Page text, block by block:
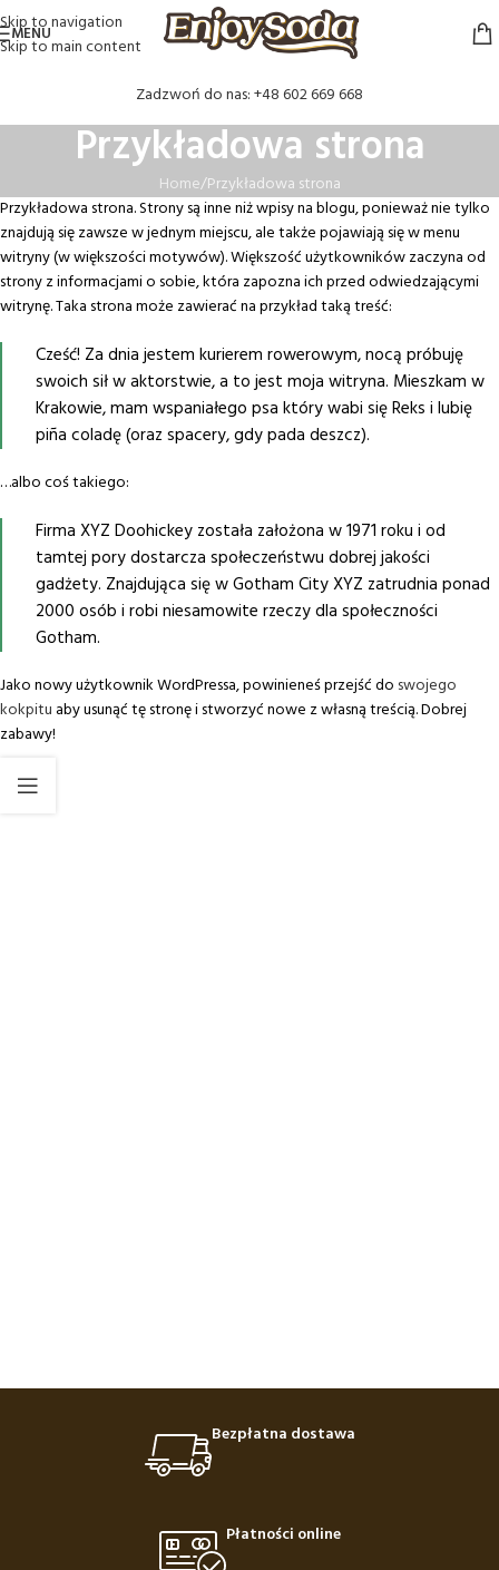
Skip to navigation
Skip to main content
MENU
Zadzwoń do nas: +48 602 669 668
Przykładowa strona
Home Przykładowa strona
Przykładowa strona. Strony są inne niż wpisy na blogu, ponieważ nie tylko
znajdują się zawsze w jednym miejscu, ale także pojawiają się w menu
witryny (w większości motywów). Większość użytkowników zaczyna od
strony z informacjami o sobie, która zapozna ich przed odwiedzającymi
witrynę. Taka strona może zawierać na przykład taką treść:
Cześć! Za dnia jestem kurierem rowerowym, nocą próbuję
swoich sił w aktorstwie, a to jest moja witryna. Mieszkam w
Krakowie, mam wspaniałego psa który wabi się Reks i lubię
piña coladę (oraz spacery, gdy pada deszcz).
…albo coś takiego:
Firma XYZ Doohickey została założona w 1971 roku i od
tamtej pory dostarcza społeczeństwu dobrej jakości
gadżety. Znajdująca się w Gotham City XYZ zatrudnia ponad
2000 osób i robi niesamowite rzeczy dla społeczności
Gotham.
Jako nowy użytkownik WordPressa, powinieneś przejść do swojego
kokpitu aby usunąć tę stronę i stworzyć nowe z własną treścią. Dobrej
zabawy!
Bezpłatna dostawa
Płatności online